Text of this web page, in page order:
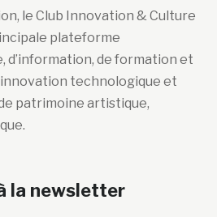
le Club Innovation & Culture
plateforme
d’information, de formation et
technologique et
patrimoine artistique,
la newsletter